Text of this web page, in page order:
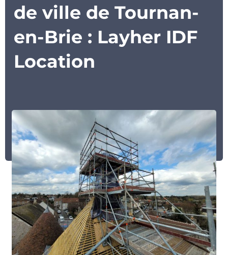
de ville de Tournan-
en-Brie : Layher IDF
Location